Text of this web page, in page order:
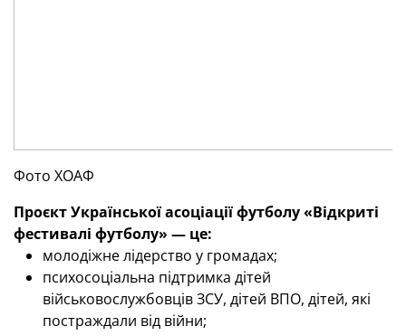
Фото ХОАФ
Проєкт Української асоціації футболу «Відкриті
фестивалі футболу» — це:
молодіжне лідерство у громадах;
психосоціальна підтримка дітей
військовослужбовців ЗСУ, дітей ВПО, дітей, які
постраждали від війни;